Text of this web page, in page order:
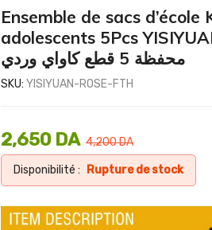
Ensemble de sacs d’école
adolescents 5Pcs
محفظة 5 قطع كاواي وردي
SKU: YISIYUAN-ROSE-FTH
4,200DA
2,650 DA
Disponibilité : Rupture de stock